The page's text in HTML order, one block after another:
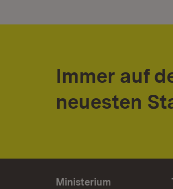
Immer auf
neuesten
Ministerium